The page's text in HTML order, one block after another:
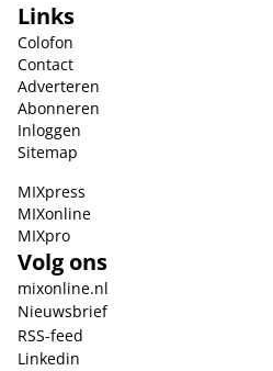
Links
Colofon
Contact
Adverteren
Abonneren
Inloggen
Sitemap
MIXpress
MIXonline
MIXpro
Volg ons
mixonline.nl
Nieuwsbrief
RSS-feed
Linkedin